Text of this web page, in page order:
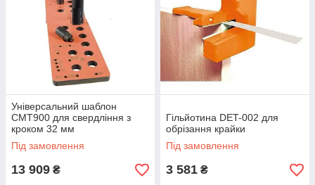
Універсальний шаблон
CMT900 для свердління з
кроком 32 мм
Під замовлення
13 909 ₴
Гільйотина DET-002 для
обрізання крайки
Під замовлення
3 581 ₴